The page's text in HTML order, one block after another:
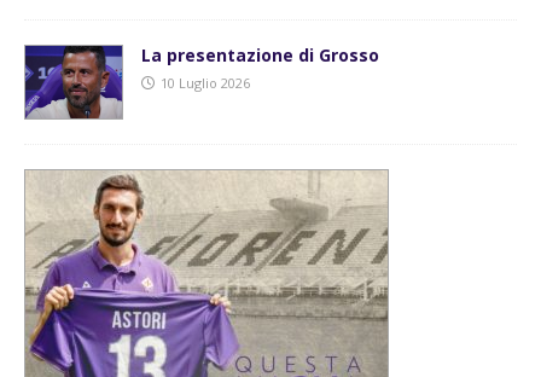
La presentazione di Grosso
10 Luglio 2026